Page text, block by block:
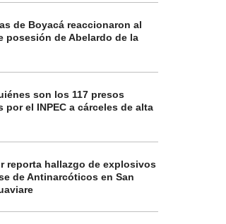
de Boyacá reaccionaron al
posesión de Abelardo de la
son los 117 presos
por el INPEC a cárceles de alta
reporta hallazgo de explosivos
de Antinarcóticos en San